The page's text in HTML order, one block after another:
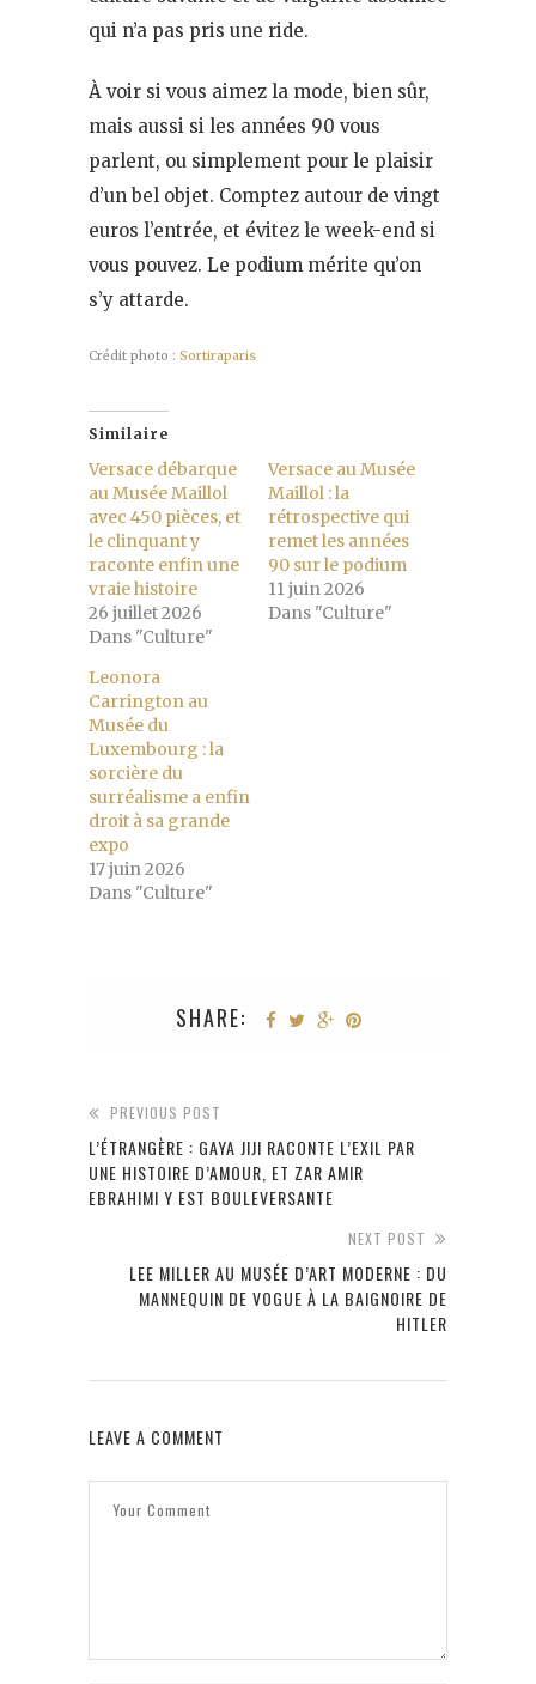
qui n’a pas pris une ride.
À voir si vous aimez la mode, bien sûr,
mais aussi si les années 90 vous
parlent, ou simplement pour le plaisir
d’un bel objet. Comptez autour de vingt
euros l’entrée, et évitez le week-end si
vous pouvez. Le podium mérite qu’on
s’y attarde.
Crédit photo : Sortiraparis
Similaire
Versace débarque
au Musée Maillol
avec 450 pièces, et
le clinquant y
raconte enfin une
vraie histoire
26 juillet 2026
Dans "Culture"
Versace au Musée
Maillol : la
rétrospective qui
remet les années
90 sur le podium
11 juin 2026
Dans "Culture"
Leonora
Carrington au
Musée du
Luxembourg : la
sorcière du
surréalisme a enfin
droit à sa grande
expo
17 juin 2026
Dans "Culture"
SHARE:
PREVIOUS POST
L’ÉTRANGÈRE : GAYA JIJI RACONTE L’EXIL PAR
UNE HISTOIRE D’AMOUR, ET ZAR AMIR
EBRAHIMI Y EST BOULEVERSANTE
NEXT POST
LEE MILLER AU MUSÉE D’ART MODERNE : DU
MANNEQUIN DE VOGUE À LA BAIGNOIRE DE
HITLER
LEAVE A COMMENT